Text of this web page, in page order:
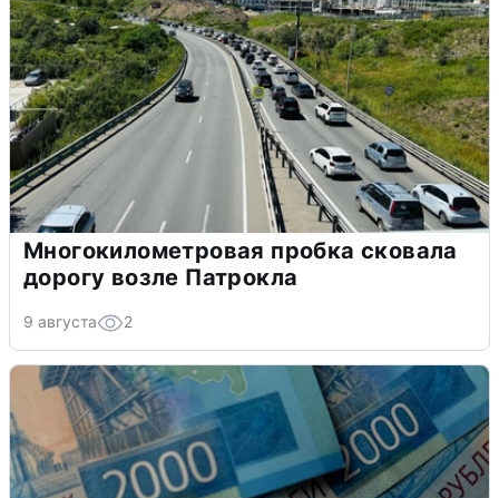
Многокилометровая пробка сковала
дорогу возле Патрокла
9 августа 2